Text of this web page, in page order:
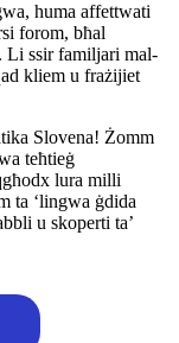
huma affettwati
forom, bħal
Li ssir familjari mal-
kliem u frażijiet
Slovena! Żomm
teħtieġ
lura milli
ta ‘lingwa ġdida
u skoperti ta’